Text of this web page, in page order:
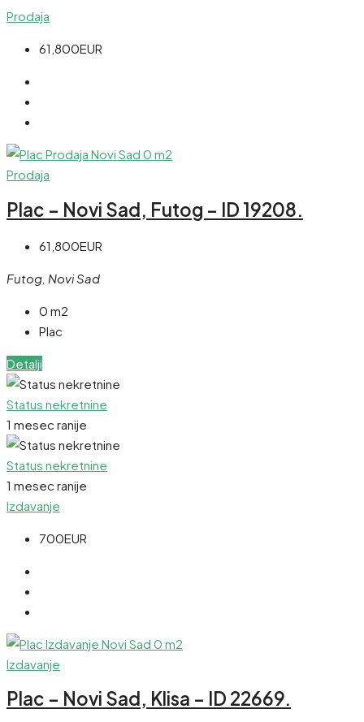
Prodaja
61,800EUR
Prodaja
Plac – Novi Sad, Futog – ID 19208.
61,800EUR
Futog, Novi Sad
0 m2
Plac
Detalji
Status nekretnine
1 mesec ranije
Status nekretnine
1 mesec ranije
Izdavanje
700EUR
Izdavanje
Plac – Novi Sad, Klisa – ID 22669.